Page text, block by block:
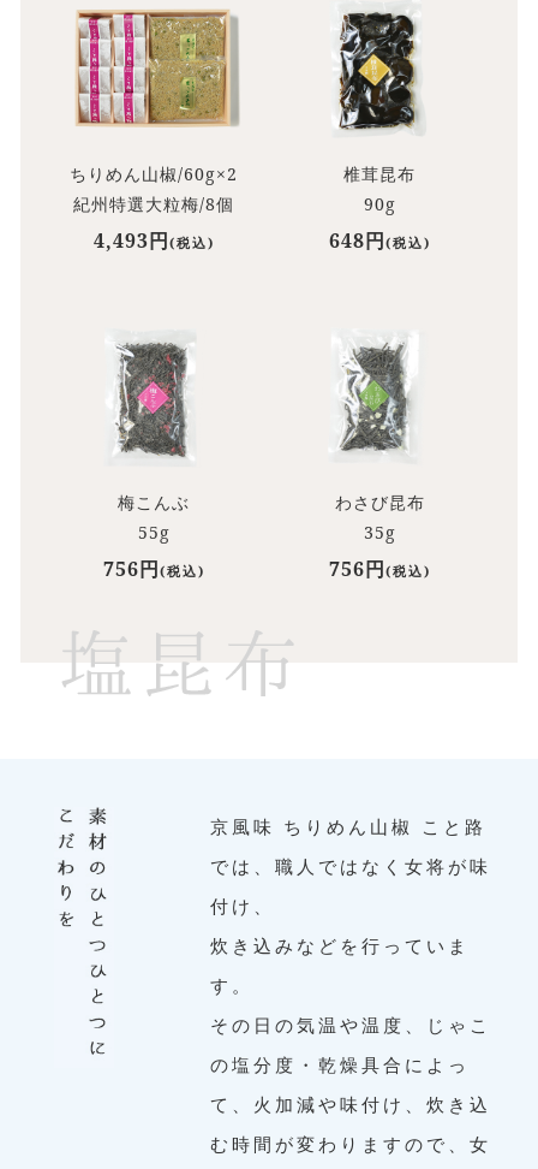
ちりめん山椒/60g×2
紀州特選大粒梅/8個
4,493円(税込)
椎茸昆布
90g
648円(税込)
梅こんぶ
55g
756円(税込)
わさび昆布
35g
756円(税込)
京風味 ちりめん山椒 こと路
では、職人ではなく女将が味
付け、
炊き込みなどを行っていま
す。
その日の気温や温度、じゃこ
の塩分度・乾燥具合によっ
て、火加減や味付け、炊き込
む時間が変わりますので、女